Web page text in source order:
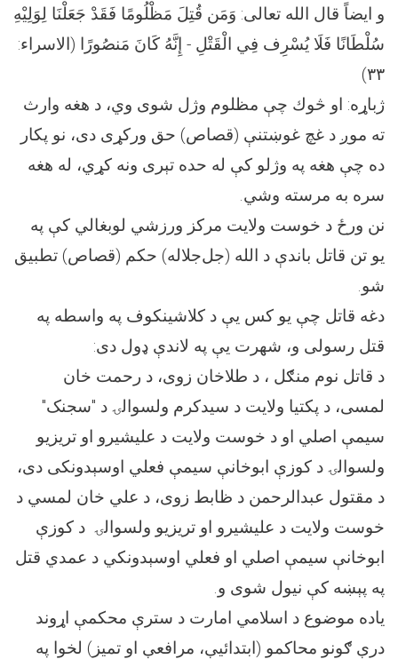
و ايضاً قال الله تعالى: وَمَن قُتِلَ مَظْلُومًا فَقَدْ جَعَلْنَا لِوَلِيْهِ
سُلْطَانًا فَلَا يُسْرِف فِي الْقَتْلِ - إِنَّهُ كَانَ مَنصُورًا (الاسراء:
۳۳)
ژباړه: او څوك چې مظلوم وژل شوى وي، د هغه وارث
ته موږ د غچ غوښتنې (قصاص) حق ورکړی دى، نو پكار
ده چې هغه په وژلو کې له حده تېرى ونه کړي، له هغه
سره به مرسته وشي.
نن ورځ د خوست ولایت مرکز ورزشي لوبغالي کې په
یو تن قاتل باندې د الله (جل‌‌جلاله) حکم (قصاص) تطبيق
شو.
دغه قاتل چې يو کس يې د کلاشینکوف په واسطه په
قتل رسولی و، شهرت يې په لاندې ډول دی:
د قاتل نوم منګل ، د طلاخان زوی، د رحمت خان
لمسی، د پکتیا ولایت د سیدکرم ولسوالۍ د "سجنک"
سیمې اصلي او د خوست ولایت د علیشیرو او تریزیو
ولسوالۍ د کوزې ابوخانې سیمې فعلي اوسېدونکی دی،
د مقتول عبدالرحمن د ظابط زوی، د علي خان لمسي د
خوست ولایت د عليشیرو او تریزیو ولسوالۍ د کوزې
ابوخانې سیمې اصلي او فعلي اوسېدونکي د عمدي قتل
په پېښه کې نيول شوی و.
یاده موضوع د اسلامي امارت د سترې محکمې اړوند
درې ګونو محاکمو (ابتدائیې، مرافعې او تمیز) لخوا په